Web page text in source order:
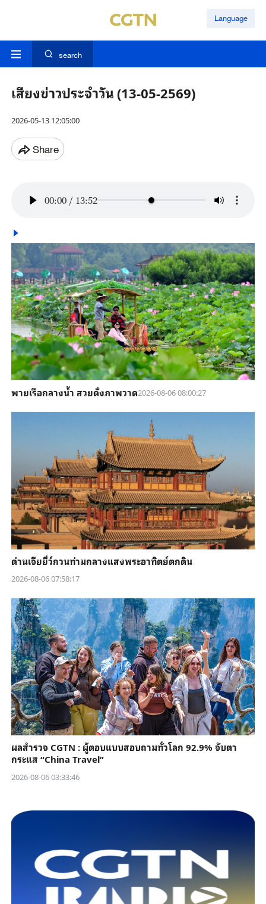
Language
search
เสียงข่าวประจำวัน (13-05-2569)
2026-05-13 12:05:00
Share
00:00 / 13:52
พายเรือกลางน้ำ สวยดั่งภาพวาด2026-08-06 08:00:27
ด่านเจียยี่ว์กวนท่ามกลางแสงพระอาทิตย์ตกดิน
2026-08-06 07:58:17
ผลสำรวจ CGTN : ผู้ตอบแบบสอบถามทั่วโลก 92.9% จับตา
กระแส “China Travel”
2026-08-06 03:33:46